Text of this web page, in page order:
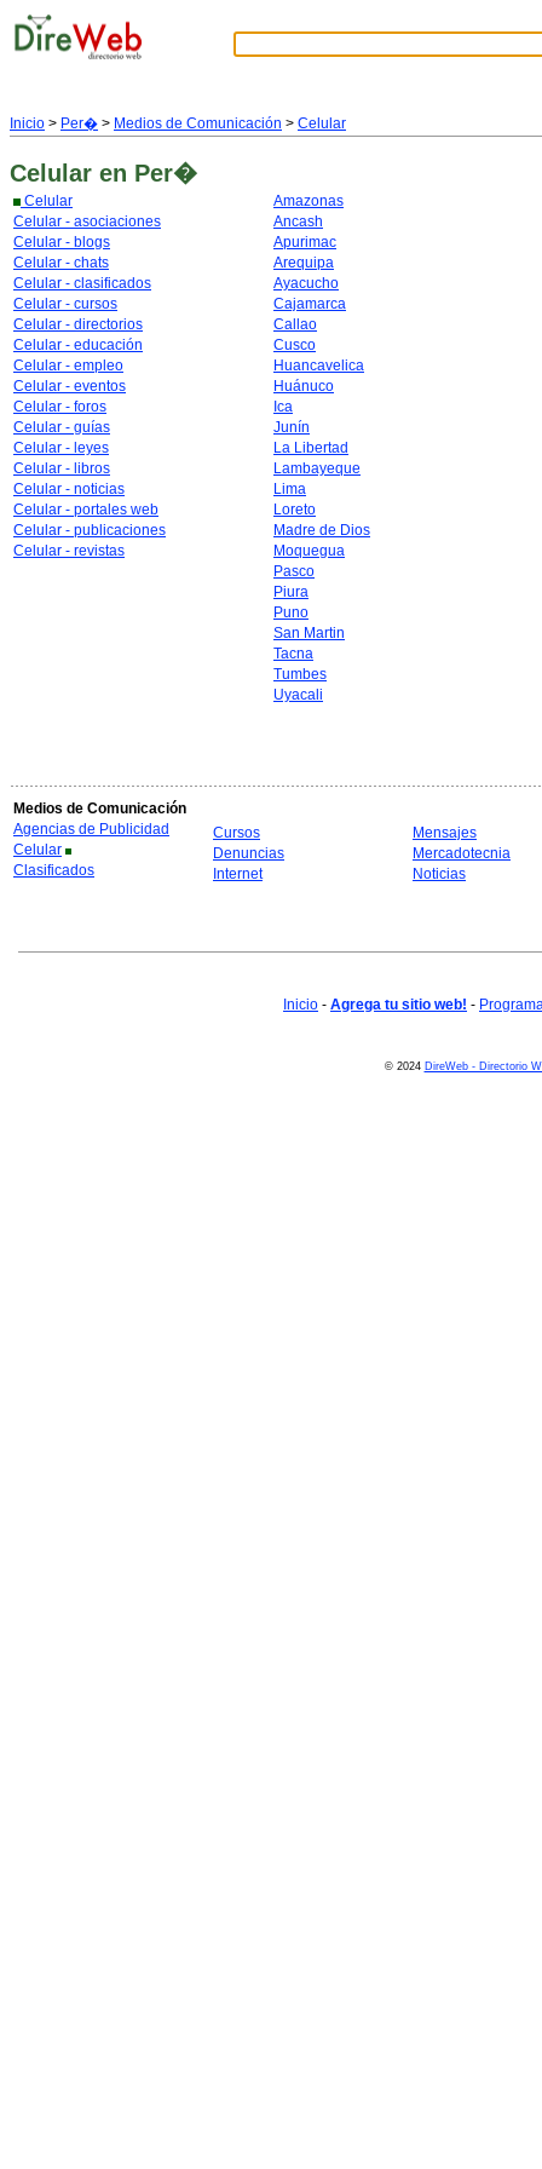
Inicio > Per� > Medios de Comunicación > Celular
Celular en Per�
Celular
Celular - asociaciones
Celular - blogs
Celular - chats
Celular - clasificados
Celular - cursos
Celular - directorios
Celular - educación
Celular - empleo
Celular - eventos
Celular - foros
Celular - guías
Celular - leyes
Celular - libros
Celular - noticias
Celular - portales web
Celular - publicaciones
Celular - revistas
Amazonas
Ancash
Apurimac
Arequipa
Ayacucho
Cajamarca
Callao
Cusco
Huancavelica
Huánuco
Ica
Junín
La Libertad
Lambayeque
Lima
Loreto
Madre de Dios
Moquegua
Pasco
Piura
Puno
San Martin
Tacna
Tumbes
Uyacali
Medios de Comunicación
Agencias de Publicidad
Celular
Clasificados
Cursos
Denuncias
Internet
Mensajes
Mercadotecnia
Noticias
Inicio - Agrega tu sitio web! -
© 2024 DireWeb - Directorio